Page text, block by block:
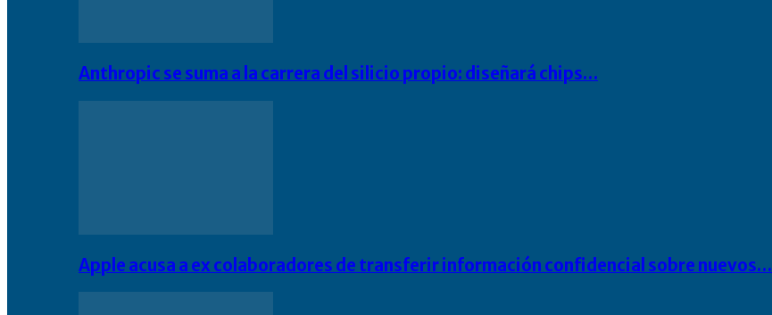
Anthropic se suma a la carrera del silicio propio: diseñará chips…
Apple acusa a ex colaboradores de transferir información confidencial sobre nuevos…